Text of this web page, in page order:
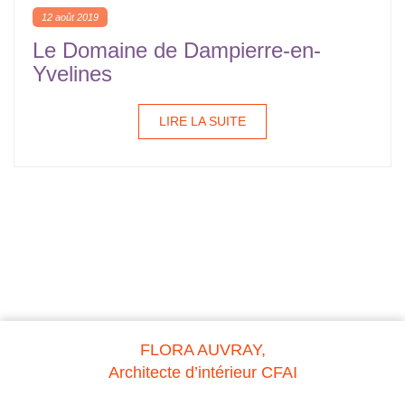
12 août 2019
Le Domaine de Dampierre-en-
Yvelines
LIRE LA SUITE
FLORA AUVRAY,
Architecte d’intérieur CFAI